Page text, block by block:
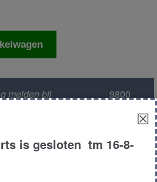
melden bij
9800
E36
☒
is gesloten tm 16-8-